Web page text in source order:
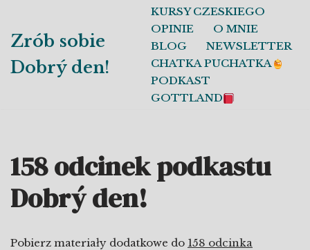
Przejdź
treści
Zrób sobie
Dobrý den!
KURSY CZESKIEGO
OPINIE
O MNIE
BLOG
NEWSLETTER
CHATKA PUCHATKA
PODKAST
GOTTLAND
158 odcinek podkastu
Dobrý den!
Pobierz materiały dodatkowe do 158 odcinka